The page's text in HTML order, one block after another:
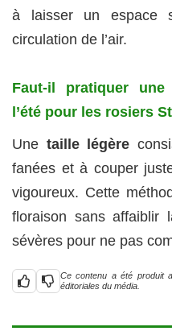
à laisser un espace
circulation de l’air.
Faut-il pratiquer une
l’été pour les rosiers
Une taille légère
fanées et à couper
vigoureux. Cette
floraison sans affaiblir
sévères pour ne pas
Ce contenu a été produit
éditoriales du média.